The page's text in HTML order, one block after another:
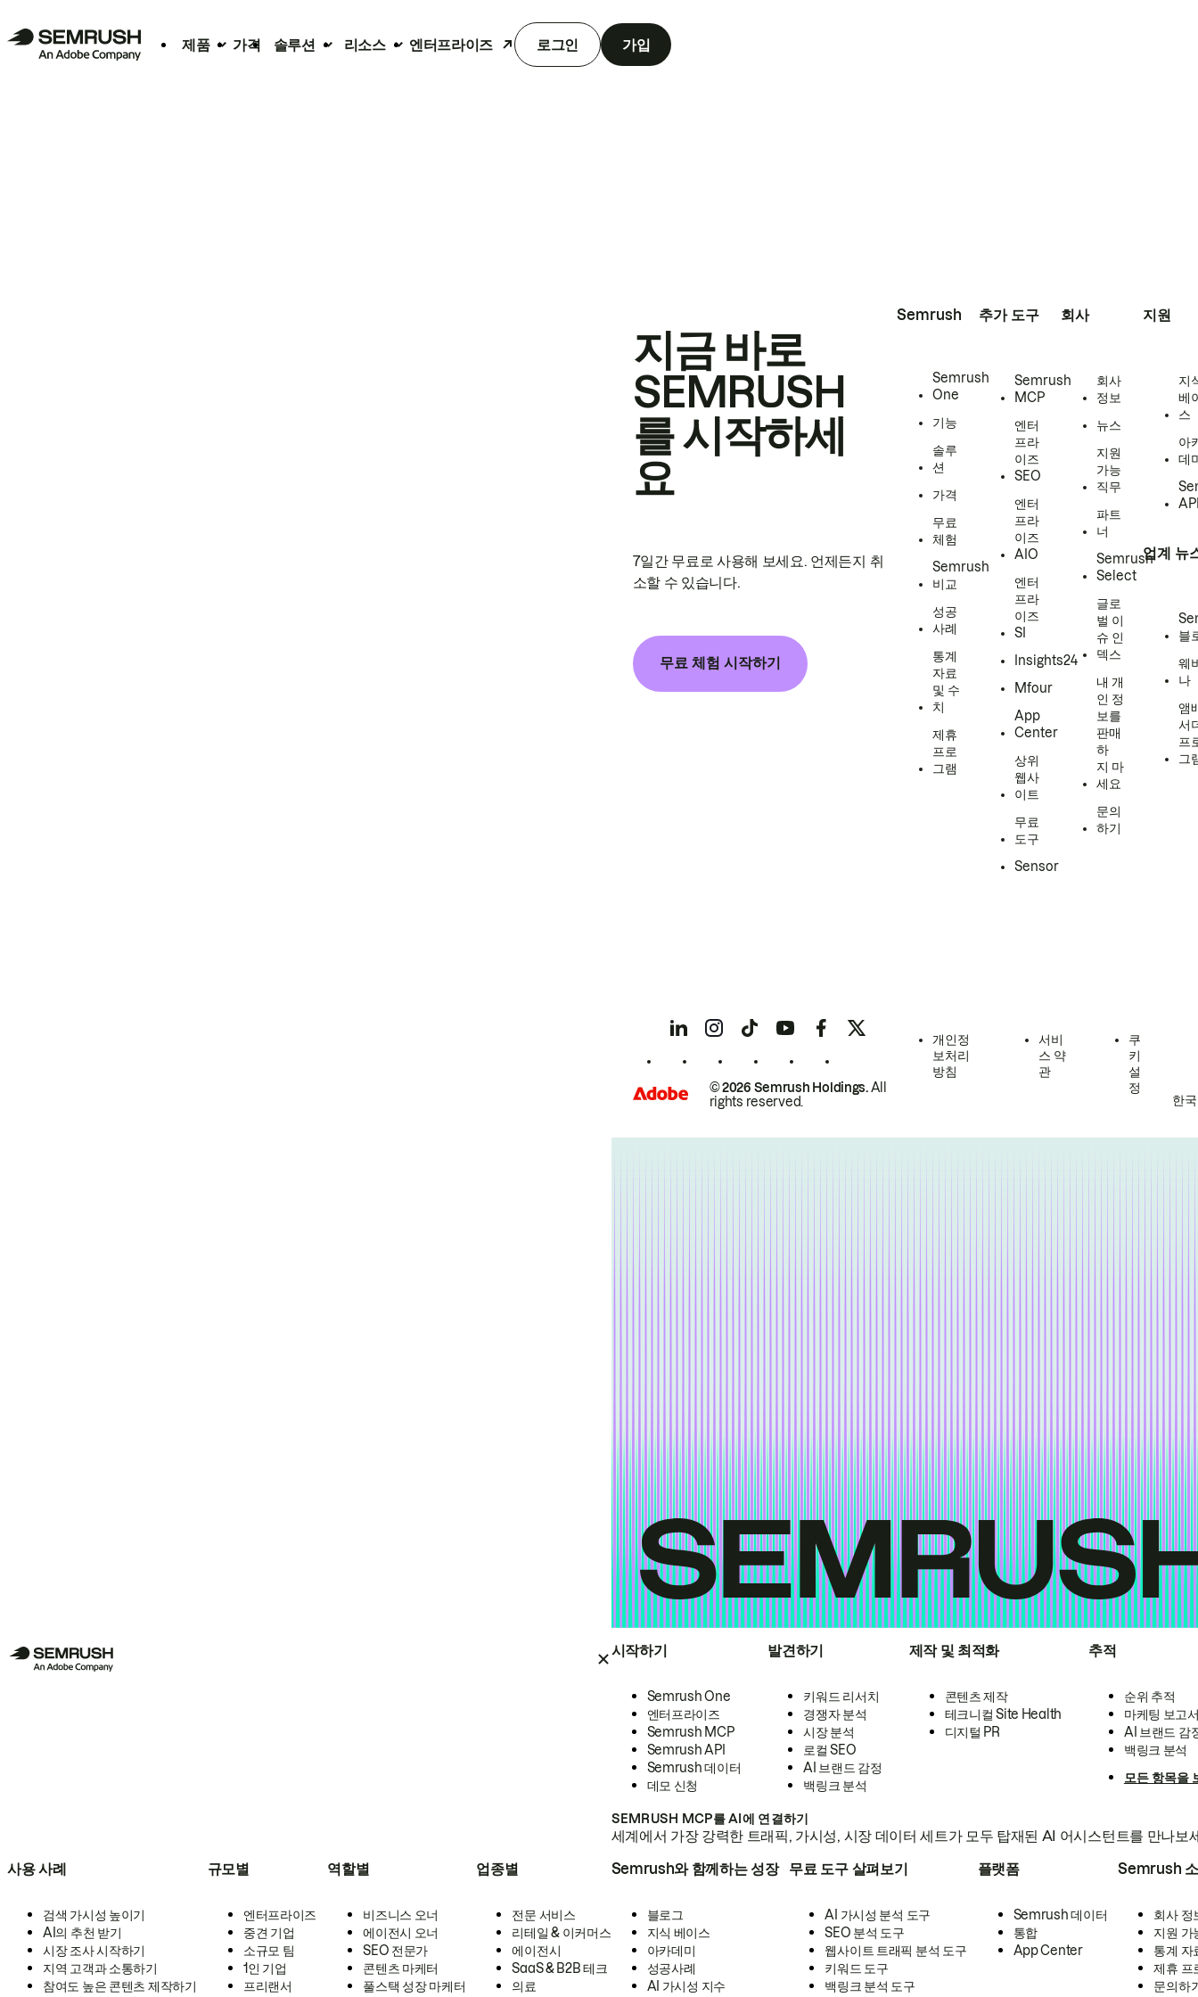
제품 가격 솔루션 리소스 엔터프라이즈 로그인 가입
시작하기
Semrush One
엔터프라이즈
Semrush MCP
Semrush API
Semrush 데이터
데모 신청
발견하기
키워드 리서치
경쟁자 분석
시장 분석
로컬 SEO
AI 브랜드 감정
백링크 분석
제작 및 최적화
콘텐츠 제작
테크니컬 Site Health
디지털 PR
추적
순위 추적
마케팅 보고
AI 브랜드 감
백링크 분석
모든 항목을
SEMRUSH MCP를 AI에 연결하기
세계에서 가장 강력한 트래픽, 가시성, 시장 데이터 세트가 모두 탑재된 AI 어시스턴트를 만나보
사용 사례
검색 가시성 높이기
AI의 추천 받기
시장 조사 시작하기
지역 고객과 소통하기
참여도 높은 콘텐츠 제작하기
규모별
엔터프라이즈
중견 기업
소규모 팀
1인 기업
프리랜서
역할별
비즈니스 오너
에이전시 오너
SEO 전문가
콘텐츠 마케터
풀스택 성장 마케터
업종별
전문 서비스
리테일 & 이커머스
에이전시
SaaS & B2B 테크
의료
Semrush와 함께하는 성장
블로그
지식 베이스
아카데미
성공사례
AI 가시성 지수
무료 도구 살펴보기
AI 가시성 분석 도구
SEO 분석 도구
웹사이트 트래픽 분석 도구
키워드 도구
백링크 분석 도구
플랫폼
Semrush 데이터
통합
App Center
Semrush
회사 정
지원 가
통계 자
제휴 프
문의하
지금 바로
SEMRUSH
를 시작하세
요
7일간 무료로 사용해 보세요. 언제든지 취
소할 수 있습니다.
무료 체험 시작하기
Semrush
Semrush
One
기능
솔루
션
가격
무료
체험
Semrush
비교
성공
사례
통계
자료
및 수
치
제휴
프로
그램
추가 도구
Semrush
MCP
엔터
프라
이즈
SEO
엔터
프라
이즈
AIO
엔터
프라
이즈
SI
Insights24
Mfour
App
Center
상위
웹사
이트
무료
도구
Sensor
회사
회사
정보
뉴스
지원
가능
직무
파트
너
Semrush
Select
글로
벌 이
슈 인
덱스
내 개
인 정
보를
판매
하
지 마
세요
문의
하기
지원
지
베
스
아
데
업계 뉴
블
웨
나
앰
서
프
그
© 2026 Semrush Holdings.All
rights reserved.
개인정
보처리
방침
서비
스 약
관
쿠
키
설
정
한